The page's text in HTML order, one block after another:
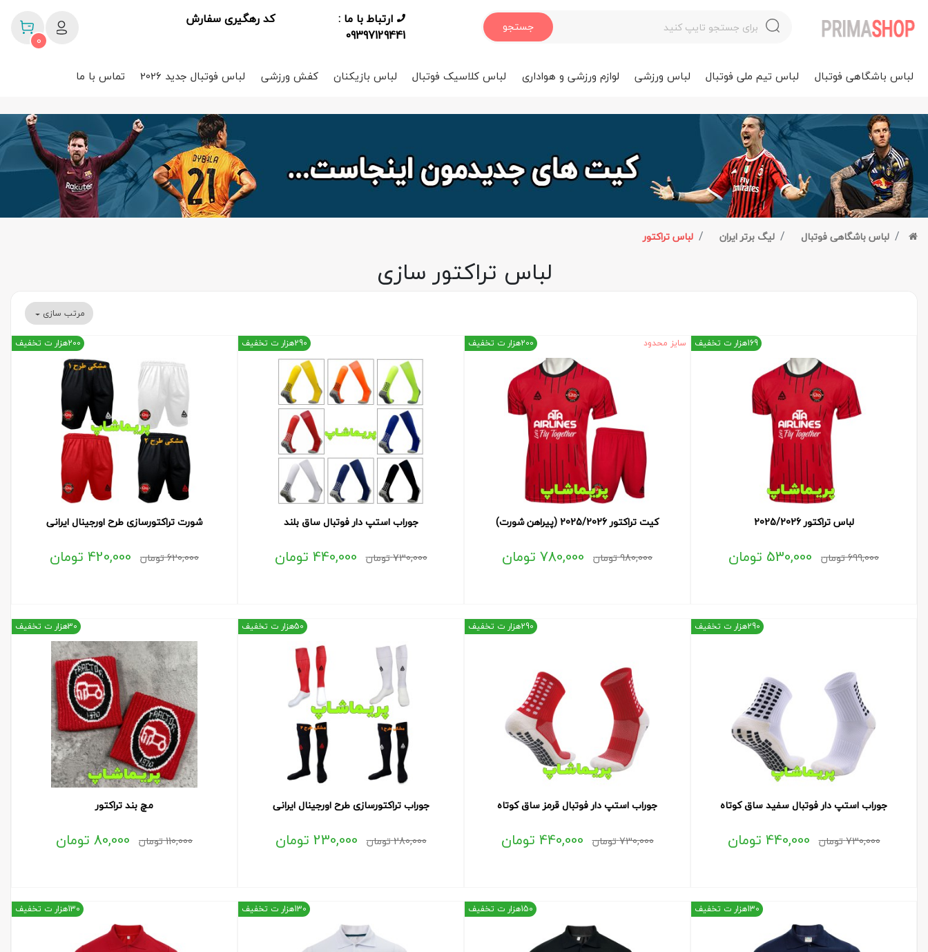
جستجو
ارتباط با ما :
09397129441
کد رهگیری سفارش
0
لباس باشگاهی فوتبال لباس تیم ملی فوتبال لباس ورزشی لوازم ورزشی و هواداری لباس کلاسیک فوتبال لباس بازیکنان کفش ورزشی لباس فوتبال جدید 2026 تماس با ما
لباس باشگاهی فوتبال لیگ برتر ایران لباس تراکتور
لباس تراکتور سازی
مرتب سازی
لباس تراکتور 2025/2026
699,000تومان تومان
169هزار ت تخفیف
کیت تراکتور 2025/2026 (پیراهن شورت)
سایز محدود
980,000تومان تومان
200هزار ت تخفیف
جوراب استپ دار فوتبال ساق بلند
730,000تومان تومان
290هزار ت تخفیف
شورت تراکتورسازی طرح اورجینال ایرانی
620,000تومان تومان
200هزار ت تخفیف
جوراب استپ دار فوتبال سفید ساق کوتاه
730,000تومان تومان
290هزار ت تخفیف
جوراب استپ دار فوتبال قرمز ساق کوتاه
730,000تومان تومان
290هزار ت تخفیف
جوراب تراکتورسازی طرح اورجینال ایرانی
280,000تومان تومان
50هزار ت تخفیف
مچ بند تراکتور
110,000تومان تومان
30هزار ت تخفیف
130هزار ت تخفیف 150هزار ت تخفیف 130هزار ت تخفیف 130هزار ت تخفیف